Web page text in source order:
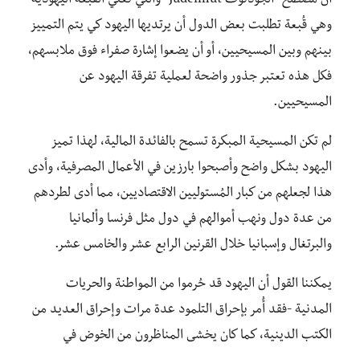
وهي قُبعة تطلبت بعض الدول أن يرتديها اليهود كي يتم التمييز
بينهم وبين المسيحيين، أو أن يضعوا إشارة صفراء فوق ملابسهم،
فكل هذه تعتبر جذور واضحة لعملية تفرقة اليهود عن
المسيحيين.
لم تكن المسيحية المبكرة تسمح بالفائدة المالية، لهذا تميز
اليهود بشكل واضح وأصبحوا بارزين في الأعمال المصرفية، وأدى
هذا لجعلهم من كبار المُستوليين الاقتصاديين، مما أدى لطردهم
من عدة دول ونهب أموالهم في دول مثل فرنسا وألمانيا
والبرتغال وإسبانيا خلال القرنين الرابع عشر والخامس عشر.
يمكننا القول أن اليهود قد حُرموا من المواطنة والحريات
المدنية -فقد أُمر بإحراق التلمود عدة مرات وإحراق العديد من
الكتب الدينية، كما كان يخشى المناظرون من الخوض في